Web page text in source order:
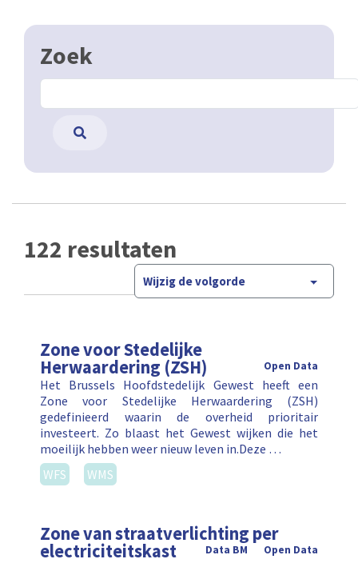
Zoek
122 resultaten
Wijzig de volgorde
Zone voor Stedelijke
Herwaardering (ZSH) Open Data
Het Brussels Hoofdstedelijk Gewest heeft een
Zone voor Stedelijke Herwaardering (ZSH)
gedefinieerd waarin de overheid prioritair
investeert. Zo blaast het Gewest wijken die het
moeilijk hebben weer nieuw leven in.Deze …
WFS
WMS
Zone van straatverlichting per
electriciteitskast Open Data
Data BM